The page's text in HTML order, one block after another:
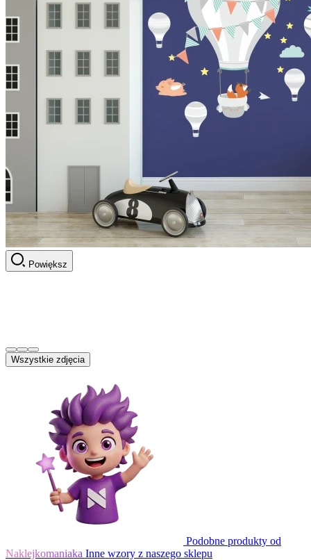
Powiększ
Wszystkie zdjęcia
Podobne produkty od
Naklejkomaniaka Inne wzory z naszego sklepu